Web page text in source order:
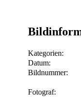
Kategorien:
Datum:
Bildnummer:
Fotograf: